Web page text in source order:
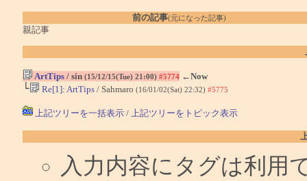
前の記事(元になった記事)
親記事
ArtTips/ sin (15/12/15(Tue) 21:00) #5774 ←Now
└ Re[1]: ArtTips/ Sahmaro (16/01/02(Sat) 22:32) #5775
上記ツリーを一括表示/ 上記ツリーをトピック表示
入力内容にタグは利用